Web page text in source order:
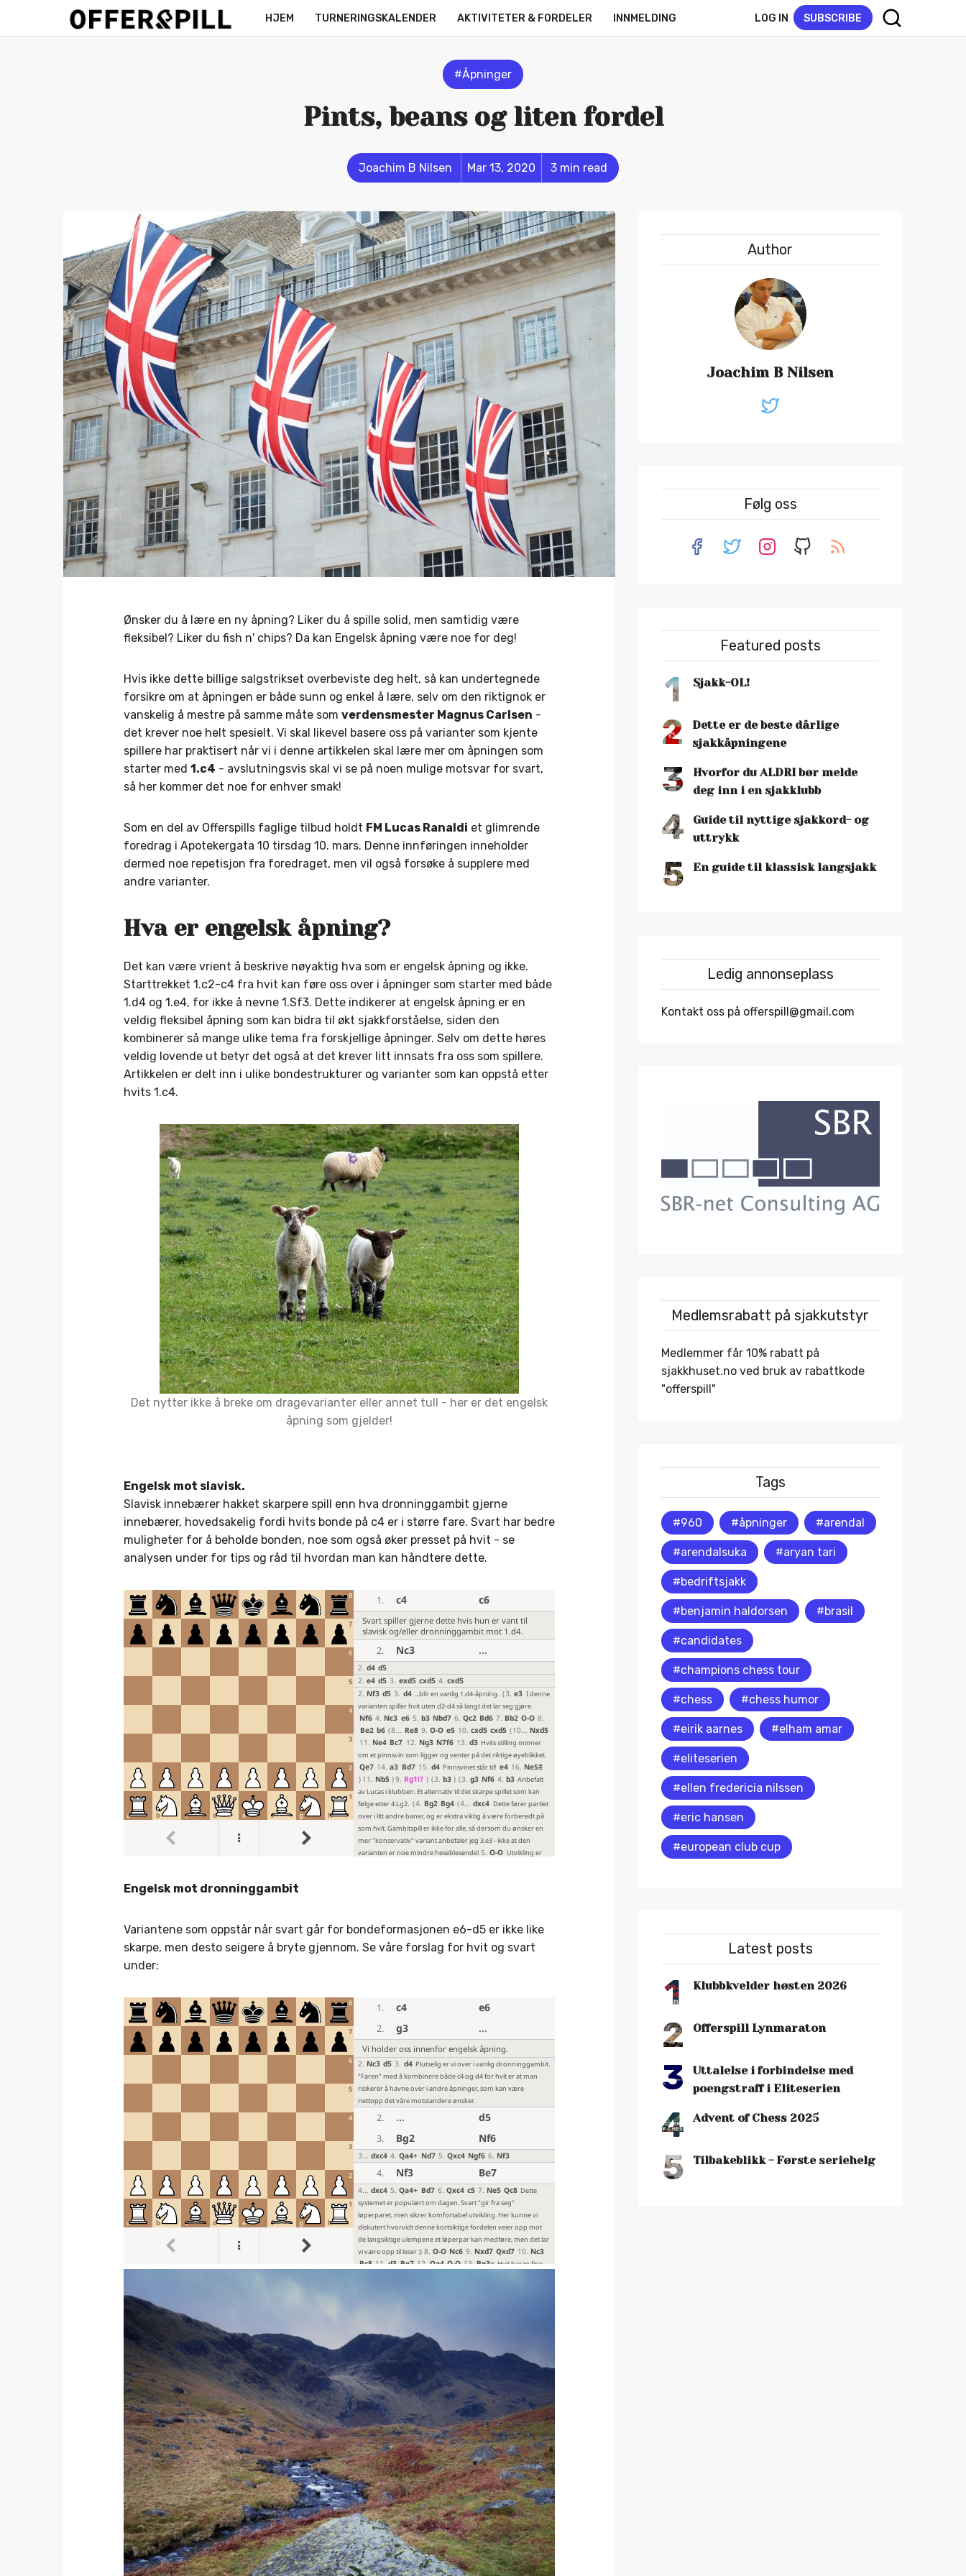
HJEM TURNERINGSKALENDER AKTIVITETER & FORDELER INNMELDING LOG IN SUBSCRIBE
#Åpninger
Pints, beans og liten fordel
Joachim B Nilsen Mar 13, 2020 3 min read
Ønsker du å lære en ny åpning? Liker du å spille solid, men samtidig være
fleksibel? Liker du fish n' chips? Da kan Engelsk åpning være noe for deg!
Hvis ikke dette billige salgstrikset overbeviste deg helt, så kan undertegnede
forsikre om at åpningen er både sunn og enkel å lære, selv om den riktignok er
vanskelig å mestre på samme måte som verdensmester Magnus Carlsen -
det krever noe helt spesielt. Vi skal likevel basere oss på varianter som kjente
spillere har praktisert når vi i denne artikkelen skal lære mer om åpningen som
starter med 1.c4 - avslutningsvis skal vi se på noen mulige motsvar for svart,
så her kommer det noe for enhver smak!
Som en del av Offerspills faglige tilbud holdt FM Lucas Ranaldi et glimrende
foredrag i Apotekergata 10 tirsdag 10. mars. Denne innføringen inneholder
dermed noe repetisjon fra foredraget, men vil også forsøke å supplere med
andre varianter.
Hva er engelsk åpning?
Det kan være vrient å beskrive nøyaktig hva som er engelsk åpning og ikke.
Starttrekket 1.c2-c4 fra hvit kan føre oss over i åpninger som starter med både
1.d4 og 1.e4, for ikke å nevne 1.Sf3. Dette indikerer at engelsk åpning er en
veldig fleksibel åpning som kan bidra til økt sjakkforståelse, siden den
kombinerer så mange ulike tema fra forskjellige åpninger. Selv om dette høres
veldig lovende ut betyr det også at det krever litt innsats fra oss som spillere.
Artikkelen er delt inn i ulike bondestrukturer og varianter som kan oppstå etter
hvits 1.c4.
Det nytter ikke å breke om dragevarianter eller annet tull - her er det engelsk
åpning som gjelder!
Engelsk mot slavisk.
Slavisk innebærer hakket skarpere spill enn hva dronninggambit gjerne
innebærer, hovedsakelig fordi hvits bonde på c4 er i større fare. Svart har bedre
muligheter for å beholde bonden, noe som også øker presset på hvit - se
analysen under for tips og råd til hvordan man kan håndtere dette.
Engelsk mot dronninggambit
Variantene som oppstår når svart går for bondeformasjonen e6-d5 er ikke like
skarpe, men desto seigere å bryte gjennom. Se våre forslag for hvit og svart
under:
Author
Joachim B Nilsen
Følg oss
Featured posts
1 Sjakk-OL!
2
Dette er de beste dårlige
sjakkåpningene
3
Hvorfor du ALDRI bør melde
deg inn i en sjakklubb
4
Guide til nyttige sjakkord- og
uttrykk
5 En guide til klassisk langsjakk
Ledig annonseplass
Kontakt oss på offerspill@gmail.com
Medlemsrabatt på sjakkutstyr
Medlemmer får 10% rabatt på
sjakkhuset.no ved bruk av rabattkode
"offerspill"
Tags
#960 #åpninger #arendal
#arendalsuka #aryan tari
#bedriftsjakk
#benjamin haldorsen #brasil
#candidates
#champions chess tour
#chess #chess humor
#eirik aarnes #elham amar
#eliteserien
#ellen fredericia nilssen
#eric hansen
#european club cup
Latest posts
1 Klubbkvelder høsten 2026
2 Offerspill Lynmaraton
3
Uttalelse i forbindelse med
poengstraff i Eliteserien
4 Advent of Chess 2025
5 Tilbakeblikk - Første seriehelg